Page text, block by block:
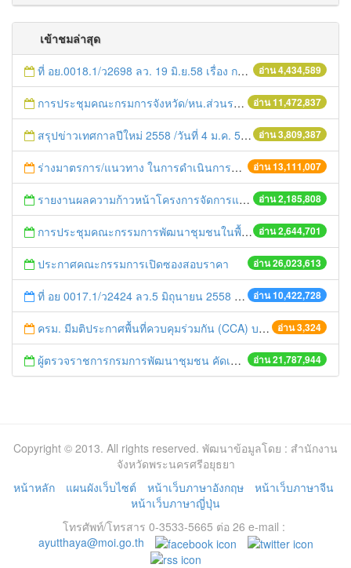
เข้าชมล่าสุด
อ่าน 4,434,589
ที่ อย.0018.1/ว2698 ลว. 19 มิ.ย.58 เรื่อง การแก้ไขปัญหาหนี้สินให้แก่เกษตรกร
อ่าน 11,472,837
การประชุมคณะกรมการจังหวัด/หน.ส่วนราชการประจำเดือน มิถุนายน 2558
อ่าน 3,809,387
สรุปข่าวเทศกาลปีใหม่ 2558 /วันที่ 4 ม.ค. 58
อ่าน 13,111,007
ร่างมาตรการ/แนวทาง ในการดำเนินการประกอบการตรวจราชการแบบบูรณาการ
อ่าน 2,185,808
รายงานผลความก้าวหน้าโครงการจัดการแก้ไขปัญหาขยะ สัปดาห์ที่ 9/2558
อ่าน 2,644,701
การประชุมคณะกรรมการพัฒนาชุมชนในพื้นที่รอบโรงไฟฟ้า (คพรฟ.) ครั้งที่ 2/2558 กองทุนพัฒนาไฟฟ้าบริษัท โรจนะเพาเวอร์ จำกัด
อ่าน 26,023,613
ประกาศคณะกรรมการเปิดซองสอบราคา
อ่าน 10,422,728
ที่ อย 0017.1/ว2424 ลว.5 มิถุนายน 2558 เรื่อง แจ้งกำหนดตรวจประเมินและให้คะแนนหน่วยงานที่สมัครเข้าร่วมโครงการพัฒนาหน่วยงานต้นแบบในการจัดตั้งศูนย์ข้อมูลข่าวสารของราชการฯ ประจำปีงบประมาณ พ.ศ. 2558
อ่าน 3,324
ครม. มีมติประกาศพื้นที่ควบคุมร่วมกัน (CCA) บริเวณด่านสะพานมิตรภาพ 2 (มุกดาหาร–สะหวันนะเขต)
อ่าน 21,787,944
ผู้ตรวจราชการกรมการพัฒนาชุมชน คัดเลือกข้าราชการและลูกจ้างดีเด่น และหน่วยงานพัฒนาชุมชนใสสะอาด ประจำปี ๒๕๕๔
Copyright © 2013. All rights reserved. พัฒนาข้อมูลโดย : สำนักงาน
จังหวัดพระนครศรีอยุธยา
หน้าหลัก
แผนผังเว็บไซต์ หน้าเว็บภาษาอังกฤษ
หน้าเว็บภาษาจีน
หน้าเว็บภาษาญี่ปุ่น
โทรศัพท์/โทรสาร 0-3533-5665 ต่อ 26 e-mail :
ayutthaya@moi.go.th